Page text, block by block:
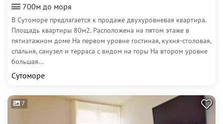
700м до моря
В Сутоморе предлагается к продаже двухуровневая квартира.
Площадь квартиры 80м2. Расположена на пятом этаже в
пятиэтажном доме На первом уровне гостиная, кухня-столовая,
спальня, санузел и терраса с видом на горы На втором уровне
большая...
Сутоморе
7